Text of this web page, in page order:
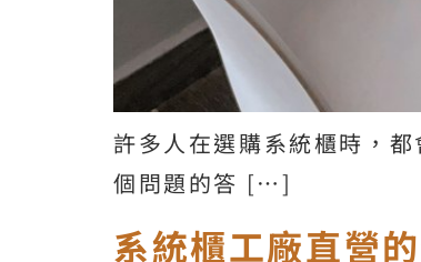
許多人在選購系統櫃時，
個問題的答 […]
系統櫃工廠直營